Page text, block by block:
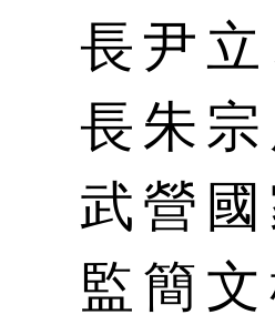
長尹
長朱
武營
監簡